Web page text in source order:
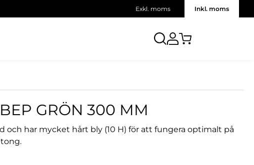
Exkl. moms Inkl. moms
GRÖN 300 MM
och har mycket hårt bly (10 H) för att fungera optimalt på